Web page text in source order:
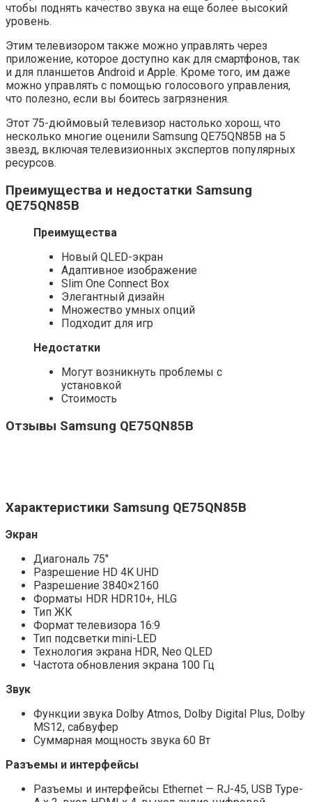
чтобы поднять качество звука на еще более высокий
уровень.
Этим телевизором также можно управлять через
приложение, которое доступно как для смартфонов, так
и для планшетов Android и Apple. Кроме того, им даже
можно управлять с помощью голосового управления,
что полезно, если вы боитесь загрязнения.
Этот 75-дюймовый телевизор настолько хорош, что
несколько многие оценили Samsung QE75QN85B на 5
звезд, включая телевизионных экспертов популярных
ресурсов.
Преимущества и недостатки Samsung
QE75QN85B
Преимущества
Новый QLED-экран
Адаптивное изображение
Slim One Connect Box
Элегантный дизайн
Множество умных опций
Подходит для игр
Недостатки
Могут возникнуть проблемы с
установкой
Стоимость
Отзывы Samsung QE75QN85B
Характеристики Samsung QE75QN85B
Экран
Диагональ 75″
Разрешение HD 4K UHD
Разрешение 3840×2160
Форматы HDR HDR10+, HLG
Тип ЖК
Формат телевизора 16:9
Тип подсветки mini-LED
Технология экрана HDR, Neo QLED
Частота обновления экрана 100 Гц
Звук
Функции звука Dolby Atmos, Dolby Digital Plus, Dolby
MS12, сабвуфер
Суммарная мощность звука 60 Вт
Разъемы и интерфейсы
Разъемы и интерфейсы Ethernet — RJ-45, USB Type-